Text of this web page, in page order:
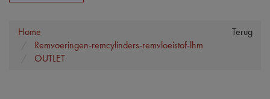
Terug
Home
Remvoeringen-remcylinders-remvloeistof-lhm
OUTLET